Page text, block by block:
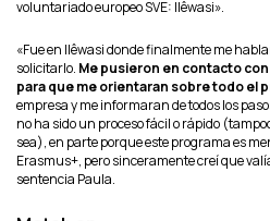
voluntariado europeo SVE: Ilêwasi».
«Fue en Ilêwasi donde finalmente me
solicitarlo. Me pusieron en contacto
para que me orientaran sobre todo el
empresa y me informaran de todos los
no ha sido un proceso fácil o rápido
sea), en parte porque este programa es
Erasmus+, pero sinceramente creí que
sentencia Paula.